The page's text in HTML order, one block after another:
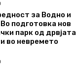
за Водно и
Во подготовка нов
парк од дрвјата
во невремето